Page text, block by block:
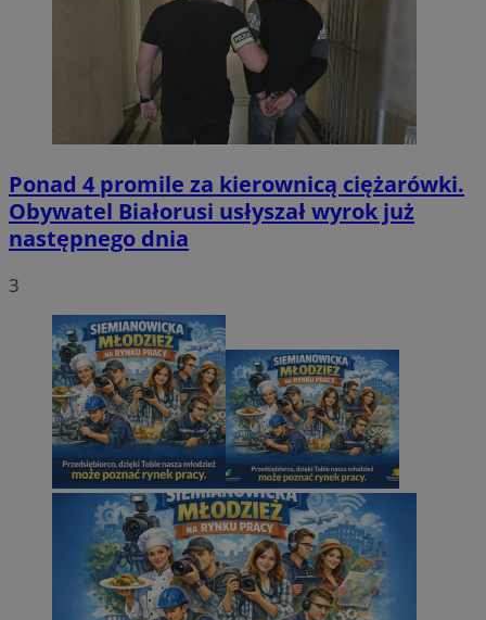
Ponad 4 promile za kierownicą ciężarówki.
Obywatel Białorusi usłyszał wyrok już
następnego dnia
3